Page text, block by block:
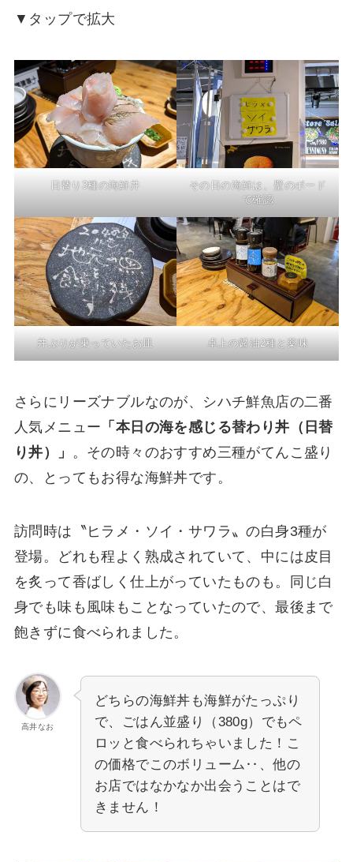
▼タップで拡大
日替り3種の海鮮丼
その日の海鮮は、壁のボード
で確認
丼ぶりが乗っていたお皿 卓上の醤油2種と薬味
さらにリーズナブルなのが、シハチ鮮魚店の二番
人気メニュー 「本日の海を感じる替わり丼（日替
り丼）」
。その時々のおすすめ三種がてんこ盛り
の、とってもお得な海鮮丼です。
訪問時は〝ヒラメ・ソイ・サワラ〟の白身3種が
登場。どれも程よく熟成されていて、中には皮目
を炙って香ばしく仕上がっていたものも。同じ白
身でも味も風味もことなっていたので、最後まで
飽きずに食べられました。
高井なお
どちらの海鮮丼も海鮮がたっぷり
で、ごはん並盛り（380g）でもペ
ロッと食べられちゃいました！こ
の価格でこのボリューム‥、他の
お店ではなかなか出会うことはで
きません！